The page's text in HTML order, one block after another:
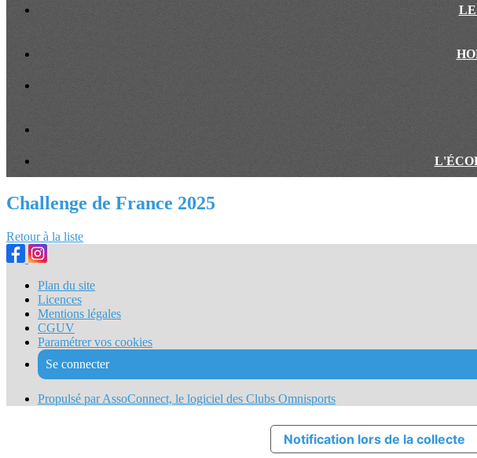
Challenge de France 2025
Retour à la liste
Plan du site
Licences
Mentions légales
CGUV
Paramétrer vos cookies
Se connecter
Propulsé par AssoConnect, le logiciel des Clubs Omnisports
Notification lors de la collecte